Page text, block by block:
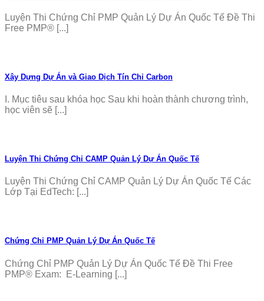
Luyện Thi Chứng Chỉ PMP Quản Lý Dự Án Quốc Tế Đề Thi
Free PMP® [...]
Xây Dựng Dự Án và Giao Dịch Tín Chỉ Carbon
I. Mục tiêu sau khóa học Sau khi hoàn thành chương trình,
học viên sẽ [...]
Luyện Thi Chứng Chỉ CAMP Quản Lý Dự Án Quốc Tế
Luyện Thi Chứng Chỉ CAMP Quản Lý Dự Án Quốc Tế Các
Lớp Tại EdTech: [...]
Chứng Chỉ PMP Quản Lý Dự Án Quốc Tế
Chứng Chỉ PMP Quản Lý Dự Án Quốc Tế Đề Thi Free
PMP® Exam: E-Learning [...]